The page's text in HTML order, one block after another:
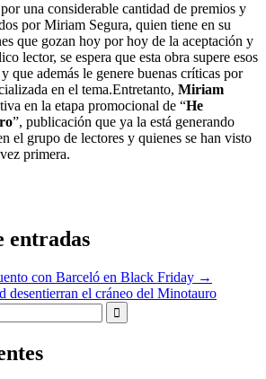
una considerable cantidad de premios y
por Miriam Segura, quien tiene en su
que gozan hoy por hoy de la aceptación y
lector, se espera que esta obra supere esos
que además le genere buenas críticas por
en el tema.Entretanto, Miriam
en la etapa promocional de “He
”, publicación que ya la está generando
el grupo de lectores y quienes se han visto
primera.
entradas
con Barceló en Black Friday →
desentierran el cráneo del Minotauro